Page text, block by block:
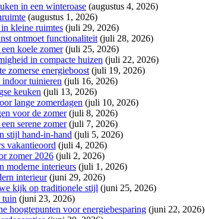
in een winteroase (augustus 4, 2026)
(augustus 1, 2026)
kleine ruimtes (juli 29, 2026)
ontmoet functionaliteit (juli 28, 2026)
koele zomer (juli 25, 2026)
in compacte huizen (juli 22, 2026)
zomerse energieboost (juli 19, 2026)
tuinieren (juli 16, 2026)
keuken (juli 13, 2026)
lange zomerdagen (juli 10, 2026)
voor de zomer (juli 8, 2026)
serene zomer (juli 7, 2026)
stijl hand-in-hand (juli 5, 2026)
vakantieoord (juli 4, 2026)
zomer 2026 (juli 2, 2026)
moderne interieurs (juli 1, 2026)
interieur (juni 29, 2026)
kijk op traditionele stijl (juni 25, 2026)
tuin (juni 23, 2026)
hoogtepunten voor energiebesparing (juni 22, 2026)